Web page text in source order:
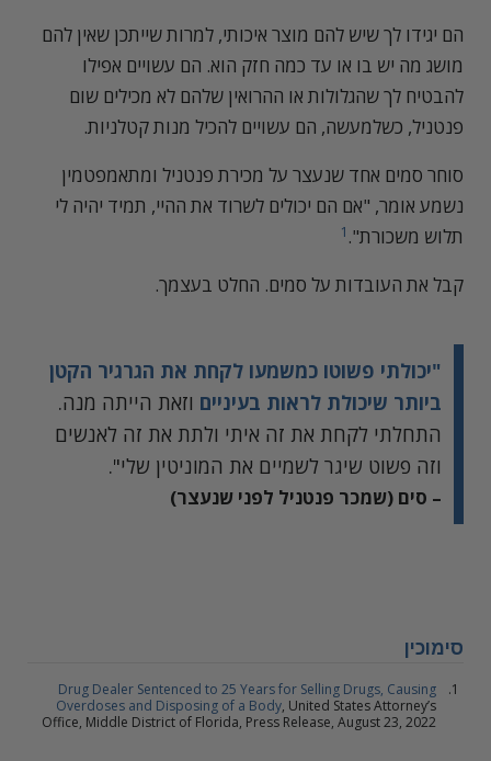
הם יגידו לך שיש להם מוצר איכותי, למרות שייתכן שאין להם
מושג מה יש בו או עד כמה חזק הוא. הם עשויים אפילו
להבטיח לך שהגלולות או ההרואין שלהם לא מכילים שום
פנטניל, כשלמעשה, הם עשויים להכיל מנות קטלניות.
סוחר סמים אחד שנעצר על מכירת פנטניל ומתאמפטמין
נשמע אומר, "אם הם יכולים לשרוד את ההיי, תמיד יהיה לי
תלוש משכורת". 1
קבל את העובדות על סמים. החלט בעצמך.
"יכולתי פשוטו כמשמעו לקחת את הגרגיר הקטן
ביותר שיכולת לראות בעיניים וזאת הייתה מנה.
התחלתי לקחת את זה איתי ולתת את זה לאנשים
וזה פשוט שיגר לשמיים את המוניטין שלי".
– סים (שמכר פנטניל לפני שנעצר)
סימוכין
Drug Dealer Sentenced to 25 Years for Selling Drugs, Causing
Overdoses and Disposing of a Body, United States Attorney’s
Office, Middle District of Florida, Press Release, August 23, 2022